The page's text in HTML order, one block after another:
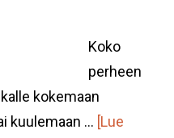
Koko
perheen
kokemaan
kuulemaan … [Lue